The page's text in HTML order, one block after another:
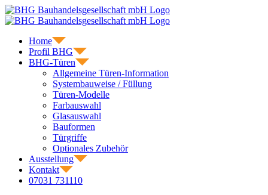
Skip
to
Home
Profil BHG
BHG-Türen
Allgemeine Türen-Information
Systembauweise / Füllung
Türen-Modelle
Farbauswahl
Glasauswahl
Bauformen
Türgriffe
Optionales Zubehör
Ausstellung
Kontakt
07031 731110